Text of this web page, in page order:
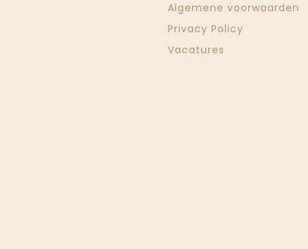
Algemene voorwaarden
Privacy Policy
Vacatures